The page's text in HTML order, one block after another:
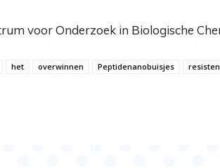
voor Onderzoek in Biologische
het overwinnen Peptidenanobuisjes